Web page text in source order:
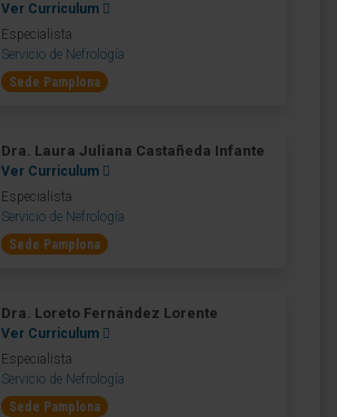
Ver Curriculum
Especialista
Servicio de Nefrología
Sede Pamplona
Dra. Laura Juliana Castañeda Infante
Ver Curriculum
Especialista
Servicio de Nefrología
Sede Pamplona
Dra. Loreto Fernández Lorente
Ver Curriculum
Especialista
Servicio de Nefrología
Sede Pamplona